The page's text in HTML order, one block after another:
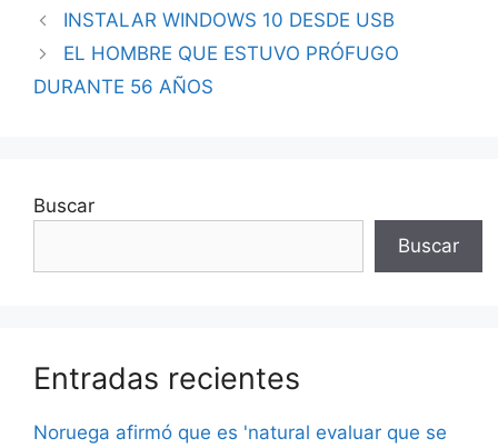
INSTALAR WINDOWS 10 DESDE USB
EL HOMBRE QUE ESTUVO PRÓFUGO
DURANTE 56 AÑOS
Buscar
Buscar
Entradas recientes
Noruega afirmó que es 'natural evaluar que se